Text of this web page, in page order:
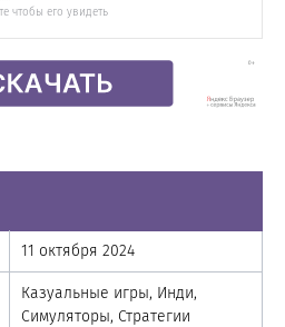
11 октября 2024
Казуальные игры, Инди,
Симуляторы, Стратегии